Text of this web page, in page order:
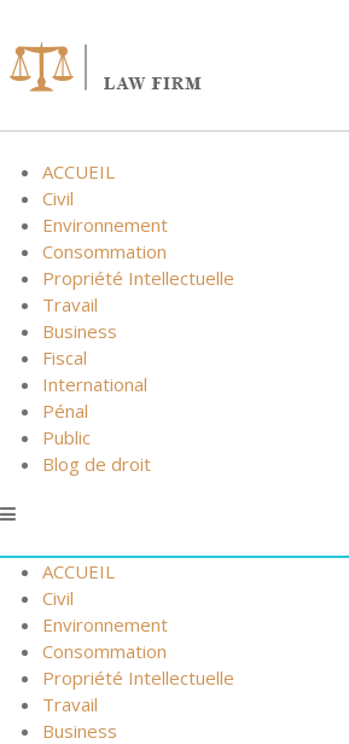
content
ACCUEIL
Civil
Environnement
Consommation
Propriété Intellectuelle
Travail
Business
Fiscal
International
Pénal
Public
Blog de droit
ACCUEIL
Civil
Environnement
Consommation
Propriété Intellectuelle
Travail
Business